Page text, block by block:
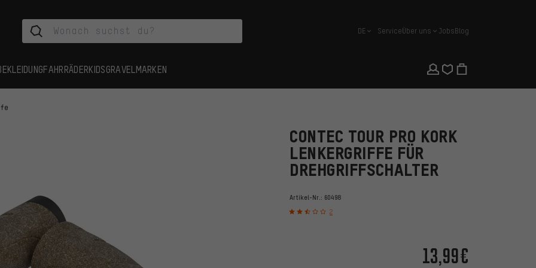
Deutsch
DE ServiceÜber uns JobsBlog
FAHRRÄDERKIDSGRAVEL MARKEN
CONTEC TOUR PRO KORK
LENKERGRIFFE FÜR
DREHGRIFFSCHALTER
Artikel-Nr.: 60498
2
13,99€